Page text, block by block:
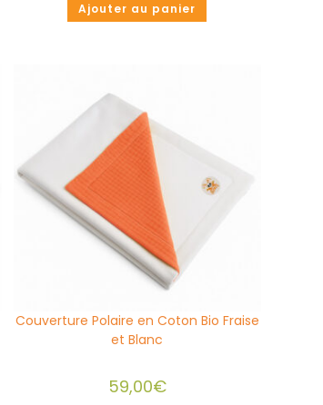
Ajouter au panier
Couverture Polaire en Coton Bio Fraise
et Blanc
59,00€